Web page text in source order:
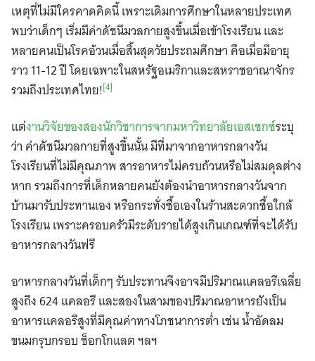
เหตุที่ไม่มีใครคาดคิดนี้ เพราะเดิมการศึกษาในหลายประเทศ
พบว่าเด็กๆ เริ่มมีค่าดัชนีมวลกายสูงขึ้นเมื่อเข้าโรงเรียน และ
หลายคนเป็นโรคอ้วนเมื่อสิ้นสุดวัยประถมศึกษา คือเมื่อมีอายุ
ราว 11-12 ปี โดยเฉพาะในสหรัฐอเมริกาและสหราชอาณาจักร
รวมถึงประเทศไทย![4]
แต่งานวิจัยของสองนักวิชาการจากมหาวิทยาลัยเอสเซกซ์ระบุ
ว่า ค่าดัชนีมวลกายที่สูงขึ้นนั้น มีที่มาจากอาหารกลางวัน
โรงเรียนที่ไม่มีคุณภาพ สารอาหารไม่ครบถ้วนหรือไม่สมดุลต่าง
หาก รวมถึงการที่เด็กหลายคนยังต้องนำอาหารกลางวันจาก
บ้านมารับประทานเอง หรือกระทั่งซื้อเองในร้านสะดวกซื้อใกล้
โรงเรียน เพราะครอบครัวมีระดับรายได้สูงเกินเกณฑ์ที่จะได้รับ
อาหารกลางวันฟรี
อาหารกลางวันที่เด็กๆ รับประทานจึงอาจมีปริมาณแคลอรีเฉลี่ย
สูงถึง 624 แคลอรี และสองในสามของปริมาณอาหารยังเป็น
อาหารแคลอรีสูงที่มีคุณค่าทางโภชนาการต่ำ เช่น น้ำอัดลม
ขนมกรุบกรอบ ช็อกโกแลต ฯลฯ